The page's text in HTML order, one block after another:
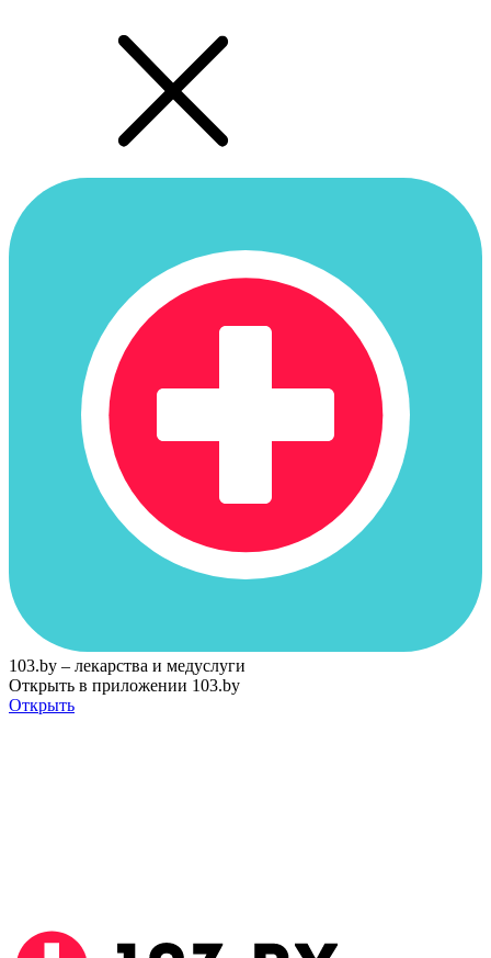
103.by – лекарства и медуслуги
Открыть в приложении 103.by
Открыть